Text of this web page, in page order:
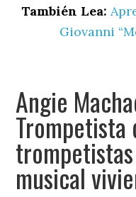
También Lea:
Giovanni
Angie
Trompetista
musical